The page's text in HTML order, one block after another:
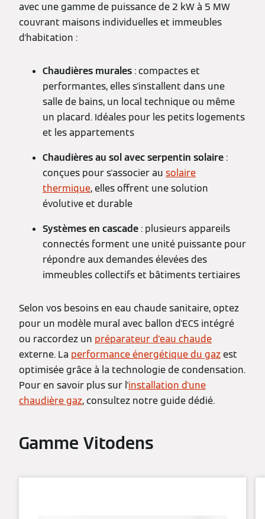
avec une gamme de puissance de 2 kW à 5 MW
couvrant maisons individuelles et immeubles
d'habitation :
Chaudières murales : compactes et
performantes, elles s'installent dans une
salle de bains, un local technique ou même
un placard. Idéales pour les petits logements
et les appartements
Chaudières au sol avec serpentin solaire :
conçues pour s'associer au solaire
thermique, elles offrent une solution
évolutive et durable
Systèmes en cascade : plusieurs appareils
connectés forment une unité puissante pour
répondre aux demandes élevées des
immeubles collectifs et bâtiments tertiaires
Selon vos besoins en eau chaude sanitaire, optez
pour un modèle mural avec ballon d'ECS intégré
ou raccordez un préparateur d'eau chaude
externe. La performance énergétique du gazest
optimisée grâce à la technologie de condensation.
Pour en savoir plus sur l'installation d'une
chaudière gaz, consultez notre guide dédié.
Gamme Vitodens